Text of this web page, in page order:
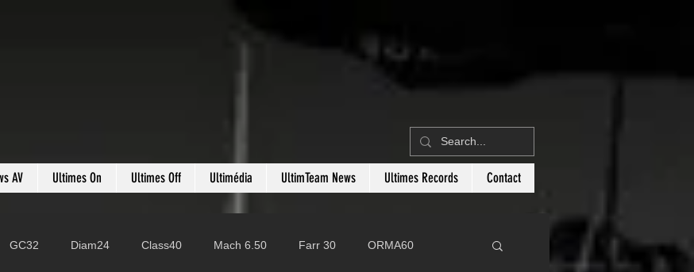
AV Ultimes On Ultimes Off Ultimédia UltimTeam News Ultimes Records Contact
GC32 Diam24 Class40 Mach 6.50 Farr 30 ORMA60